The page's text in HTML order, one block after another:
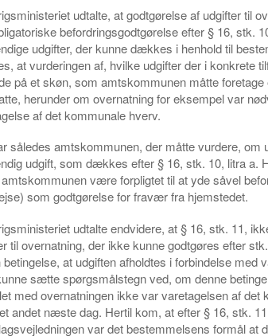
udtalte, at godtgørelse af udgifter til
befordringsgodtgørelse efter § 16, stk.
udgifter, der kunne dækkes i henhold til
at vurderingen af, hvilke udgifter der i konkrete
på et skøn, som amtskommunen måtte
herunder om overnatning for eksempel var
af det kommunale hverv.
således amtskommunen, der måtte vurdere, om
udgift, som dækkes efter § 16, stk. 10, litra a.
være forpligtet til at yde såvel
som godtgørelse for fravær fra hjemstedet.
udtalte endvidere, at § 16, stk. 11,
til overnatning, der ikke kunne godtgøres efter
betingelse, at udgiften afholdtes i forbindelse med
sætte spørgsmålstegn ved, om denne
med overnatningen ikke var varetagelsen af
andet næste dag. Hertil kom, at efter § 16, stk.
var det bestemmelsens formål at